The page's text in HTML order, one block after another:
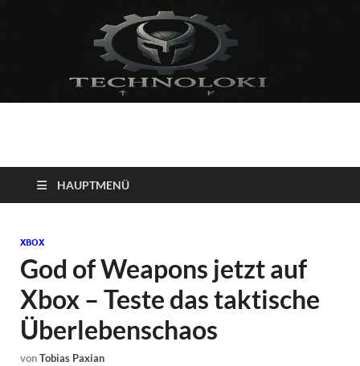
Technoloki: Gaming
und Entertainment
News
Blockbuster, Indie-Perlen und Retro-Klassiker.
HAUPTMENÜ
XBOX
God of Weapons jetzt auf
Xbox – Teste das taktische
Überlebenschaos
vonTobias Paxian